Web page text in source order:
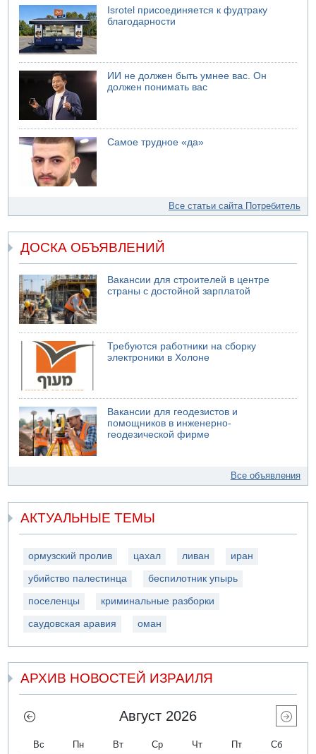
Isrotel присоединяется к фудтраку
благодарности
ИИ не должен быть умнее вас. Он
должен понимать вас
Самое трудное «да»
Все статьи сайта Потребитель
ДОСКА ОБЪЯВЛЕНИЙ
Вакансии для строителей в центре
страны с достойной зарплатой
Требуются работники на сборку
электроники в Холоне
Вакансии для геодезистов и
помощников в инженерно-
геодезической фирме
Все объявления
АКТУАЛЬНЫЕ ТЕМЫ
ормузский пролив цахал ливан иран
убийство палестинца беспилотник упырь
поселенцы криминальные разборки
саудовская аравия оман
АРХИВ НОВОСТЕЙ ИЗРАИЛЯ
Август 2026
Вс Пн Вт Ср Чт Пт Сб